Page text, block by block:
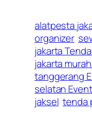
alatpesta
organizer
jakarta
jakarta
tanggerang
selatan
jaksel tenda